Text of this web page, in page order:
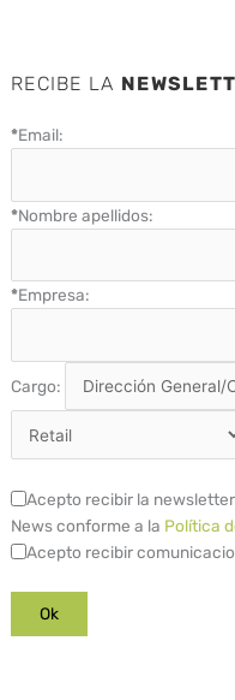
RECIBE LA
*Email:
*Nombre apellidos:
*Empresa:
Cargo:
Acepto recibir la
News conforme a la Política
Acepto recibir